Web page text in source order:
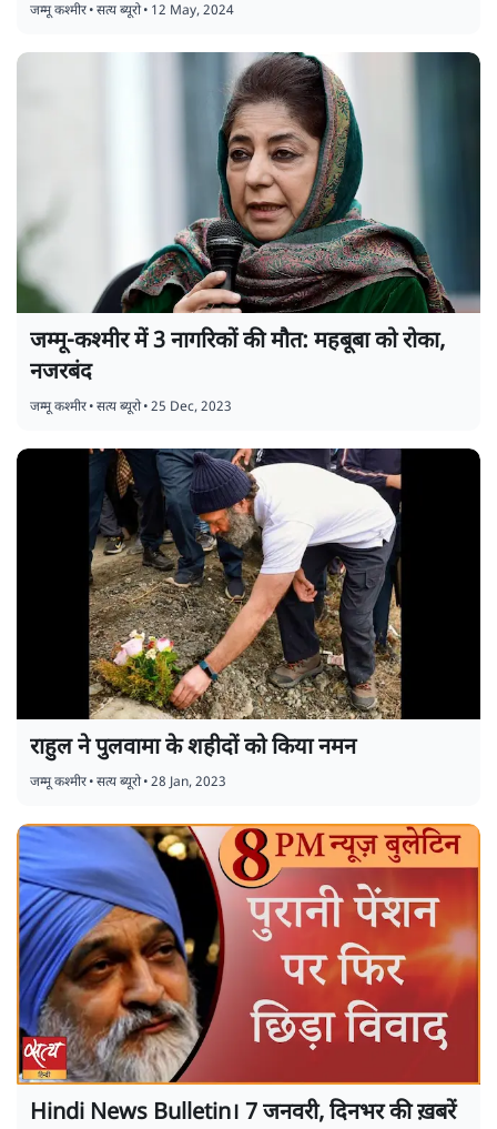
जम्मू कश्मीर•सत्य ब्यूरो• 12 May, 2024
जम्मू-कश्मीर में 3 नागरिकों की मौत: महबूबा को रोका,
नजरबंद
जम्मू कश्मीर•सत्य ब्यूरो•25 Dec, 2023
राहुल ने पुलवामा के शहीदों को किया नमन
जम्मू कश्मीर•सत्य ब्यूरो•28 Jan, 2023
Hindi News Bulletin। 7 जनवरी, दिनभर की ख़बरें